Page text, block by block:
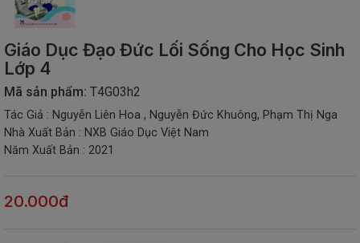
ĐỒ
DÙNG
SINH
TẶNG
-
ĐỒ
CHƠI
-
Giáo Dục Đạo Đức Lối Sống Cho Học Sinh
Lớp 4
Mã sản phẩm: T4G03h2
Tác Giả : Nguyễn Liên Hoa , Nguyễn Đức Khuông, Phạm Thị Nga
Nhà Xuất Bản : NXB Giáo Dục Việt Nam
Năm Xuất Bản : 2021
20.000đ